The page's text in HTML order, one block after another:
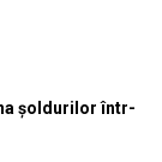
șoldurilor într-